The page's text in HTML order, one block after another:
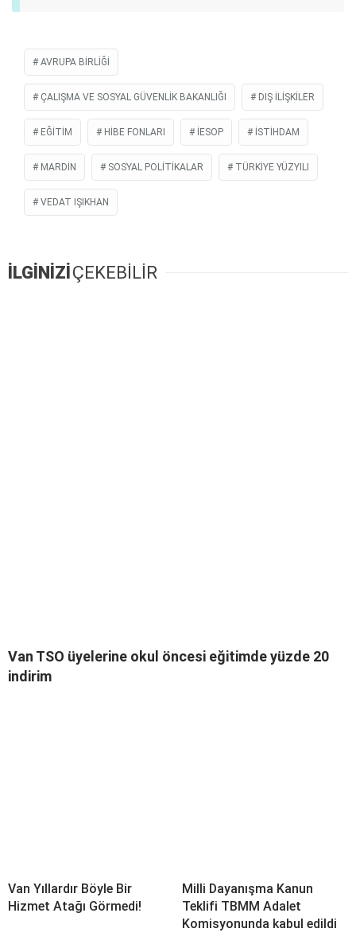
AVRUPA BIRLIĞI
ÇALIŞMA VE SOSYAL GÜVENLİK BAKANLIĞI DIŞ ILIŞKILER
EĞITIM HIBE FONLARI İESOP ISTIHDAM
MARDIN SOSYAL POLITIKALAR TÜRKİYE YÜZYILI
VEDAT IŞIKHAN
İLGİNİZİÇEKEBİLİR
Van TSO üyelerine okul öncesi eğitimde yüzde 20
indirim
Van Yıllardır Böyle Bir
Hizmet Atağı Görmedi!
Milli Dayanışma Kanun
Teklifi TBMM Adalet
Komisyonunda kabul edildi